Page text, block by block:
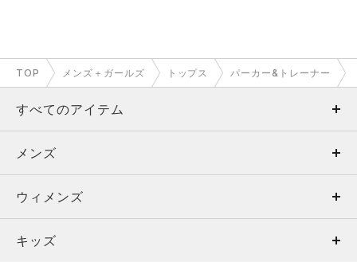
TOP メンズ＋ガールズ トップス パーカー&トレーナー
すべてのアイテム
メンズ
ウィメンズ
キッズ
メンズ
トップス
ボトムス
ウィメンズ
トップス
キッズ